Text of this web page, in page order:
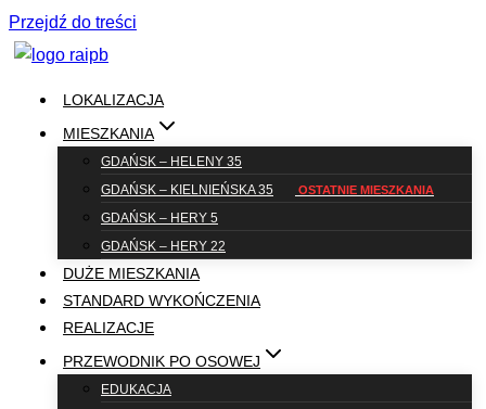
Przejdź do treści
LOKALIZACJA
MIESZKANIA
GDAŃSK – HELENY 35
GDAŃSK – KIELNIEŃSKA 35
GDAŃSK – HERY 5
GDAŃSK – HERY 22
DUŻE MIESZKANIA
STANDARD WYKOŃCZENIA
REALIZACJE
PRZEWODNIK PO OSOWEJ
EDUKACJA